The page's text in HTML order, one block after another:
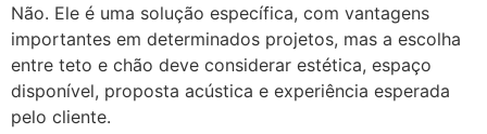
Não. Ele é uma solução específica, com vantagens
importantes em determinados projetos, mas a escolha
entre teto e chão deve considerar estética, espaço
disponível, proposta acústica e experiência esperada
pelo cliente.